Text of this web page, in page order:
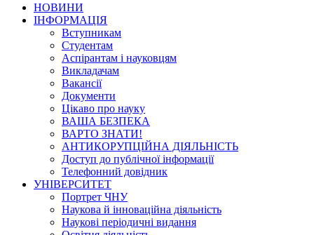
НОВИНИ
ІНФОРМАЦІЯ
Вступникам
Студентам
Аспірантам і науковцям
Викладачам
Вакансії
Документи
Цікаво про науку
ВАША БЕЗПЕКА
ВАРТО ЗНАТИ!
АНТИКОРУПЦІЙНА ДІЯЛЬНІСТЬ
Доступ до публічної інформації
Телефонний довідник
УНІВЕРСИТЕТ
Портрет ЧНУ
Наукова й інноваційна діяльність
Наукові періодичні видання